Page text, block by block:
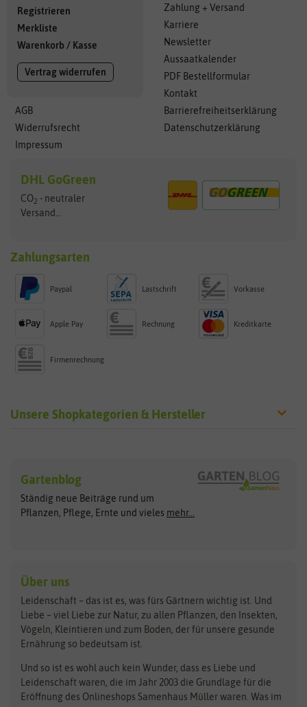
Registrieren
Merkliste
Warenkorb / Kasse
Vertrag widerrufen
AGB
Widerrufsrecht
Impressum
Zahlung + Versand
Karriere
Newsletter
Aussaatkalender
PDF Bestellformular
Kontakt
Barrierefreiheitserklärung
Datenschutzerklärung
DHL GoGreen
CO2 - neutraler
Versand...
Zahlungsarten
Paypal Lastschrift Vorkasse
Apple Pay Rechnung Kreditkarte
Firmenrechnung
Unsere Shopkategorien & Hersteller
Exotische Samen
Gemüsesamen
Gründünger
Kräutersamen
Obstsamen
Pilzbrut
Rasensamen
Steckzwiebeln
Zimmer & Kübelpflanzen
Kataloge
Schnäppchen
Arche Noah
ASB Greenworld
Benary
Bingenheimer Saatgut
Bionana
BIOWOL
Blumicorn
Clever Pots
COMPO
Dürr-Samen
Feldsaaten Freudenberger
Fertil
Gartenblog
Ständig neue Beiträge rund um
Pflanzen, Pflege, Ernte und vieles mehr...
Über uns
Leidenschaft – das ist es, was fürs Gärtnern wichtig ist. Und
Liebe – viel Liebe zur Natur, zu allen Pflanzen, den Insekten,
Vögeln, Kleintieren und zum Boden, der für unsere gesunde
Ernährung so bedeutsam ist.
Und so ist es wohl auch kein Wunder, dass es Liebe und
Leidenschaft waren, die im Jahr 2003 die Grundlage für die
Eröffnung des Onlineshops Samenhaus Müller waren. Was im